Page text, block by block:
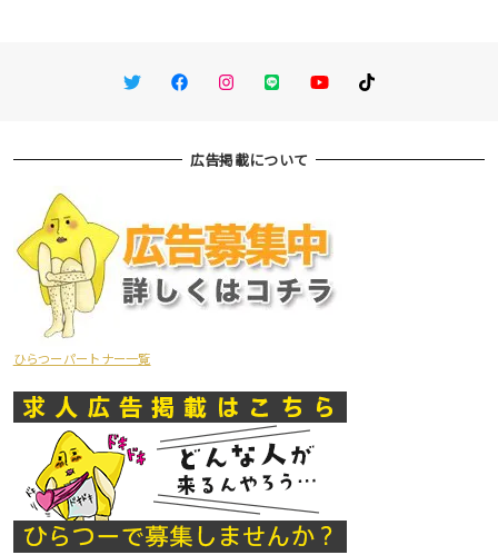
TwitterFacebookInstagram
LINE You TubeTikTok
広告掲載について
ひらつーパートナー一覧